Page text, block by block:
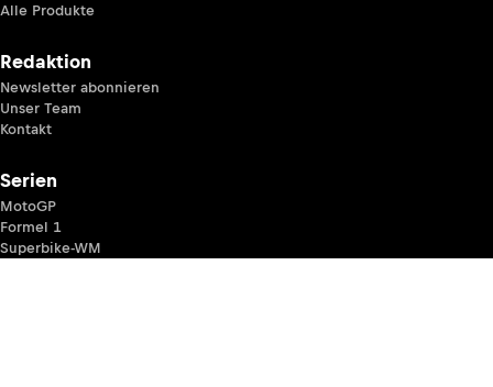
Alle Produkte
Redaktion
Newsletter abonnieren
Unser Team
Kontakt
Serien
MotoGP
Formel 1
Superbike-WM